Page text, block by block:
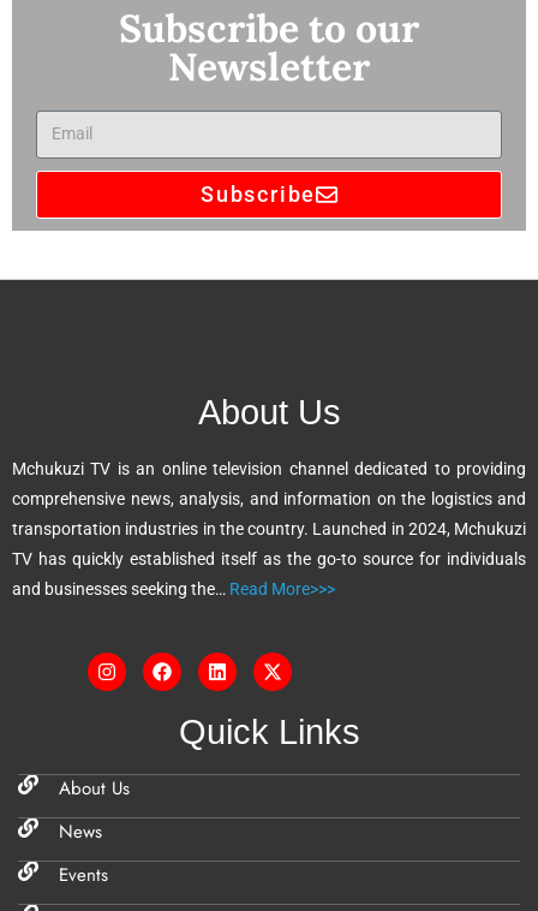
Subscribe to our
Newsletter
Subscribe
A
i
v
e
:
About Us
Mchukuzi TV is an online television channel dedicated to providing
comprehensive news, analysis, and information on the logistics and
transportation industries in the country. Launched in 2024, Mchukuzi
TV has quickly established itself as the go-to source for individuals
and businesses seeking the… Read More>>>
Quick Links
About Us
News
Events